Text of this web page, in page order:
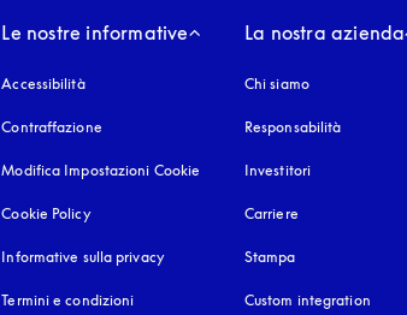
Le nostre informative
Accessibilitàsi apre in una nuova finestra
Contraffazione si apre in una nuova finestra
Modifica Impostazioni Cookie
Cookie Policysi apre in una nuova finestra
Informative sulla privacysi apre in una nuova finestra
Termini e condizioni
La nostra azienda
Chi siamo
Responsabilità
Investitori
Carriere
Stampa
Custom integration